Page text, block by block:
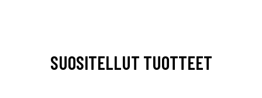
SUOSITELLUT TUOTTEET